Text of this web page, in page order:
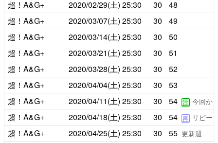
超！A&G+
2020/02/29(土) 25:30 30
48
超！A&G+
2020/03/07(土) 25:30 30
49
超！A&G+
2020/03/14(土) 25:30 30
50
超！A&G+
2020/03/21(土) 25:30 30
51
超！A&G+
2020/03/28(土) 25:30 30
52
超！A&G+
2020/04/04(土) 25:30 30
53
超！A&G+
2020/04/11(土) 25:30 30 54 注 今回か
超！A&G+ 2020/04/18(土) 25:30 30 54 再 リピー
超！A&G+ 2020/04/25(土) 25:30 30 55 更新週